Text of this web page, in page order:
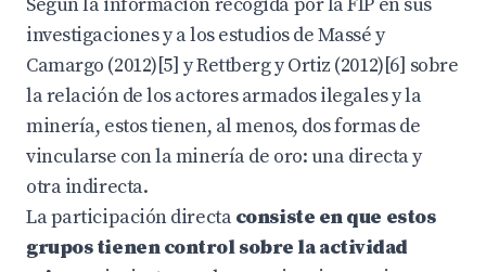
investigaciones y a los estudios de Massé y
Camargo (2012)[5] y Rettberg y Ortiz (2012)[6] sobre
la relación de los actores armados ilegales y la
minería, estos tienen, al menos, dos formas de
vincularse con la minería de oro: una directa y
otra indirecta.
La participación directaconsiste en que estos
grupos tienen control sobre la actividad